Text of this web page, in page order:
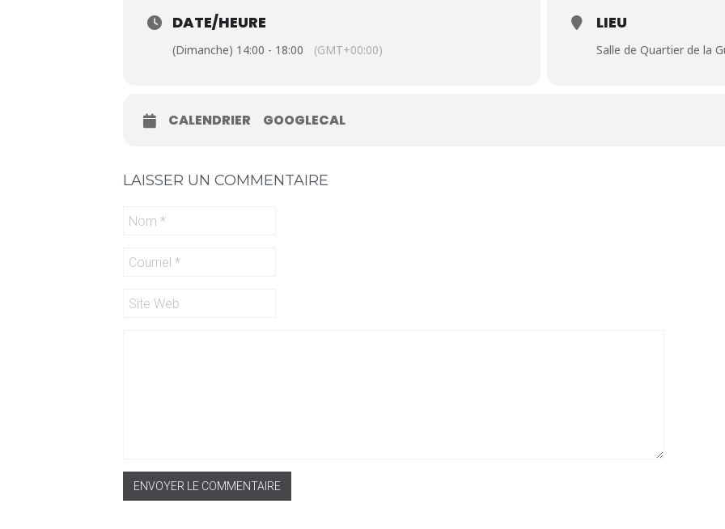
DATE/HEURE
(Dimanche) 14:00 - 18:00 (GMT+00:00)
LIEU
Salle de Quartier de la
CALENDRIER GOOGLECAL
LAISSER UN COMMENTAIRE
ENVOYER LE COMMENTAIRE